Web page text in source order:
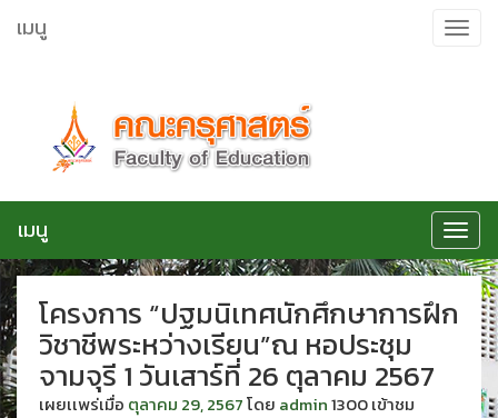
ไป
Toggle
เมนู
Toggle
เมนู
โครงการ “ปฐมนิเทศนักศึกษาการฝึก
วิชาชีพระหว่างเรียน”ณ หอประชุม
จามจุรี 1 วันเสาร์ที่ 26 ตุลาคม 2567
เผยเเพร่เมื่อ ตุลาคม 29, 2567โดย admin1300 เข้าชม